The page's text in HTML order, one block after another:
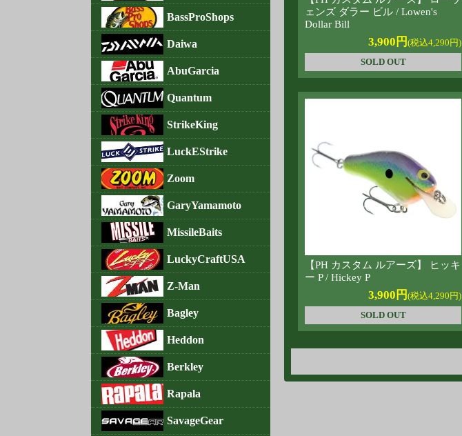
BassProShops
Daiwa
AbuGarcia
Quantum
StrikeKing
LuckEStrike
Zoom
GaryYamamoto
MissileBaits
LuckyCraftUSA
Z-Man
Bagley
Heddon
Berkley
Rapala
SavageGear
ェンズ ダラー ビル / Lowen's
Dollar Bill
3,900円 (税込4,290円)
SOLD OUT
【PH カスタム ルアーズ】 ヒッキ
ー P / Hickey P
3,900円 (税込4,290円)
SOLD OUT